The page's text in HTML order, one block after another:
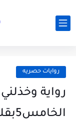
روايات حصريه
رواية
الخامس5بقلم شروق فتحي